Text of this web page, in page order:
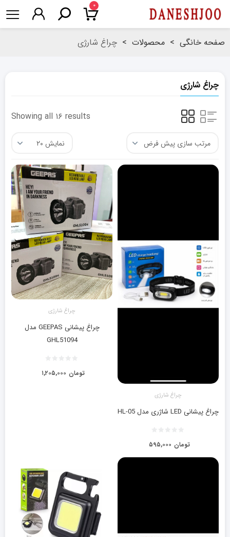
۰
صفحه خانگی > محصولات > چراغ شارژی
چراغ شارژی
Showing all ۱۶ results
چراغ شارژی
چراغ پیشانی LED شاژری مدل HL-05
۵۹۵,۰۰۰ تومان
چراغ شارژی
چراغ پیشانی GEEPAS مدل
GHL51094
۱,۲۰۵,۰۰۰ تومان